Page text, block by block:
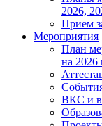
2026,
Прием
Мероприятия
План
на 2026
ВКС и